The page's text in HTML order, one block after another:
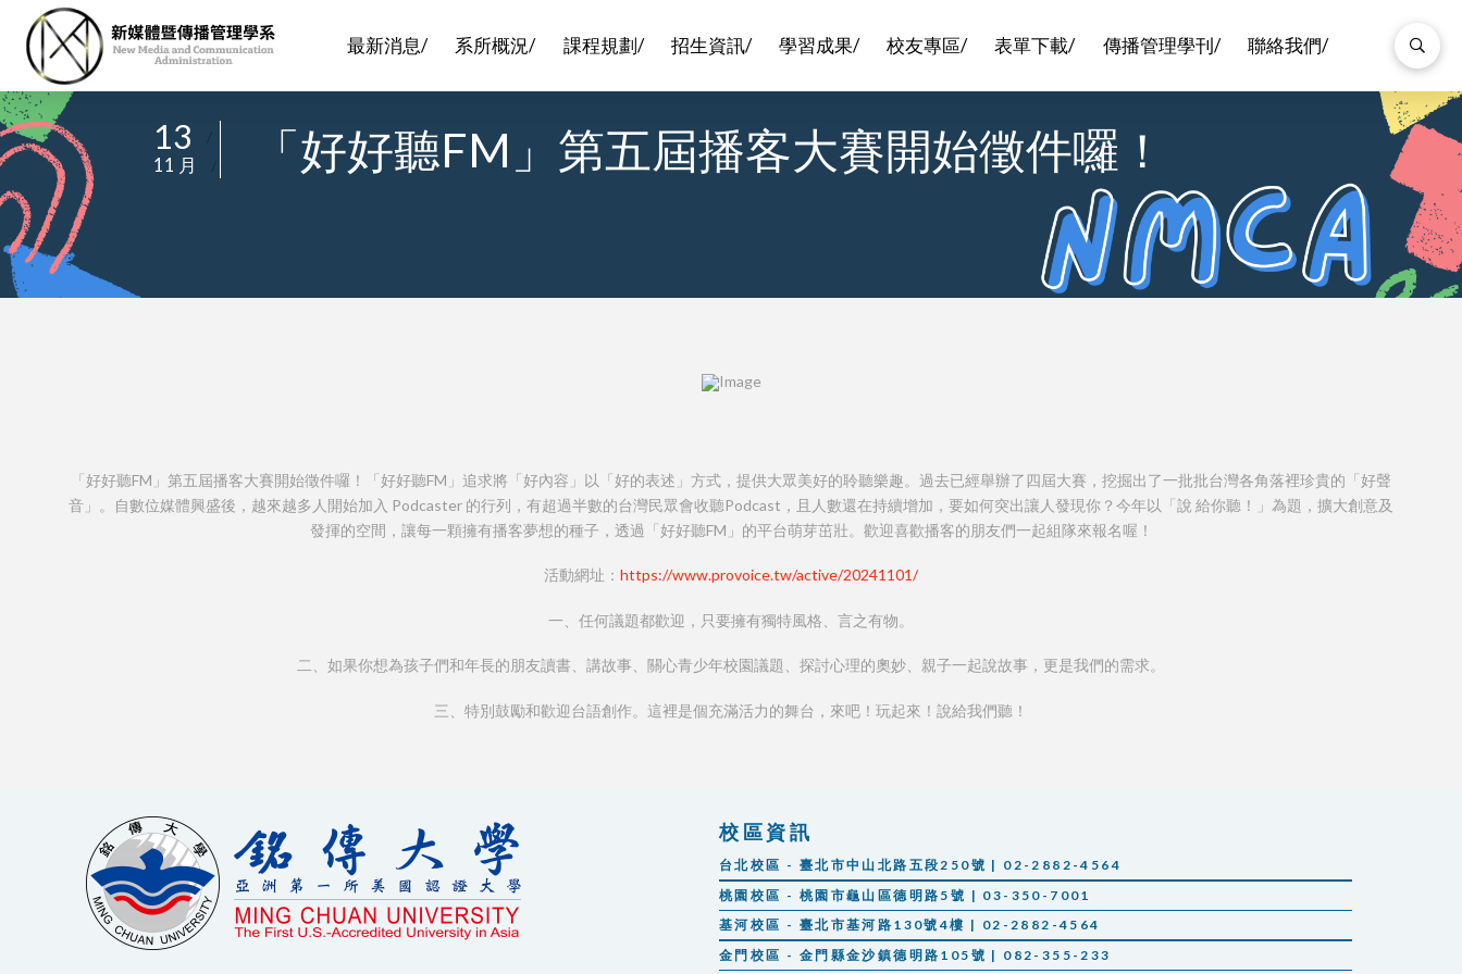
最新消息/ 系所概況/ 課程規劃/ 招生資訊/ 學習成果/ 校友專區/ 表單下載/ 傳播管理學刊/ 聯絡我們/
13 /
11 月 / 「好好聽FM」第五屆播客大賽開始徵件囉！
「好好聽FM」第五屆播客大賽開始徵件囉！「好好聽FM」追求將「好內容」以「好的表述」方式，提供大眾美好的聆聽樂趣。過去已經舉辦了四屆大賽，挖掘出了一批批台灣各角落裡珍貴的「好聲
音」。自數位媒體興盛後，越來越多人開始加入 Podcaster 的行列，有超過半數的台灣民眾會收聽Podcast，且人數還在持續增加，要如何突出讓人發現你？今年以「說 給你聽！」為題，擴大創意及
發揮的空間，讓每一顆擁有播客夢想的種子，透過「好好聽FM」的平台萌芽茁壯。歡迎喜歡播客的朋友們一起組隊來報名喔！
活動網址： https://www.provoice.tw/active/20241101/
一、任何議題都歡迎，只要擁有獨特風格、言之有物。
二、如果你想為孩子們和年長的朋友讀書、講故事、關心青少年校園議題、探討心理的奧妙、親子一起說故事，更是我們的需求。
三、特別鼓勵和歡迎台語創作。這裡是個充滿活力的舞台，來吧！玩起來！說給我們聽！
校區資訊
台北校區 - 臺北市中山北路五段250號 | 02-2882-4564
桃園校區 - 桃園市龜山區德明路5號 | 03-350-7001
基河校區 - 臺北市基河路130號4樓 | 02-2882-4564
金門校區 - 金門縣金沙鎮德明路105號 | 082-355-233